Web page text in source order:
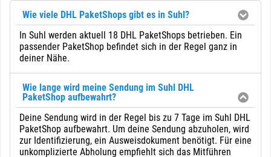
Wie viele DHL PaketShops gibt es in Suhl?
In Suhl werden aktuell 18 DHL PaketShops betrieben. Ein
passender PaketShop befindet sich in der Regel ganz in
deiner Nähe.
Wie lange wird meine Sendung im Suhl DHL
PaketShop aufbewahrt?
Deine Sendung wird in der Regel bis zu 7 Tage im Suhl DHL
PaketShop aufbewahrt. Um deine Sendung abzuholen, wird
zur Identifizierung, ein Ausweisdokument benötigt. Für eine
unkomplizierte Abholung empfiehlt sich das Mitführen